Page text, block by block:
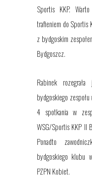
Sportis KKP.
trafieniem do Sportis
z bydgoskim
Bydgoszcz.
Rabinek rozegrała
bydgoskiego
4 spotkania w
WSG/Sportis KKP II
Ponadto
bydgoskiego klubu
PZPN Kobiet.